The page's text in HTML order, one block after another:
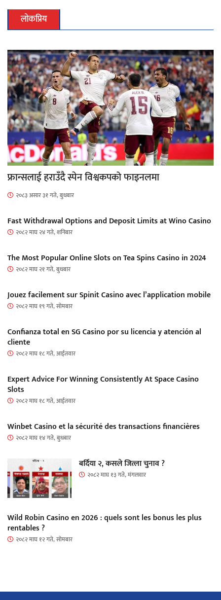
लोकप्रिय
फ्रान्सलाई हराउँदै स्पेन विश्वकपको फाइनलमा
२०८३ असार ३१ गते, बुधबार
Fast Withdrawal Options and Deposit Limits at Wino Casino
२०८२ माघ २४ गते, शनिबार
The Most Popular Online Slots on Tea Spins Casino in 2024
२०८२ माघ २१ गते, बुधबार
Jouez facilement sur Spinit Casino avec l’application mobile
२०८२ माघ १९ गते, सोमबार
Confianza total en SG Casino por su licencia y atención al
cliente
२०८२ माघ १८ गते, आईतवार
Expert Advice For Winning Consistently At Space Casino
Slots
२०८२ माघ १८ गते, आईतवार
Winbet Casino et la sécurité des transactions financières
२०८२ माघ १४ गते, बुधबार
बर्दिया २, कसले जित्ला चुनाव ?
२०८२ माघ १३ गते, मंगलवार
Wild Robin Casino en 2026 : quels sont les bonus les plus
rentables ?
२०८२ माघ १२ गते, सोमबार